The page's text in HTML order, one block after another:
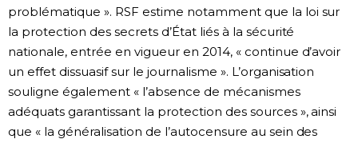
problématique ». RSF estime notamment que la loi sur
la protection des secrets d’État liés à la sécurité
nationale, entrée en vigueur en 2014, « continue d’avoir
un effet dissuasif sur le journalisme ». L’organisation
souligne également « l’absence de mécanismes
adéquats garantissant la protection des sources », ainsi
que « la généralisation de l’autocensure au sein des